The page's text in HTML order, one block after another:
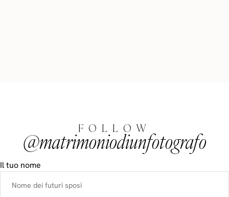
FOLLOW
@matrimoniodiunfotografo
Il tuo nome